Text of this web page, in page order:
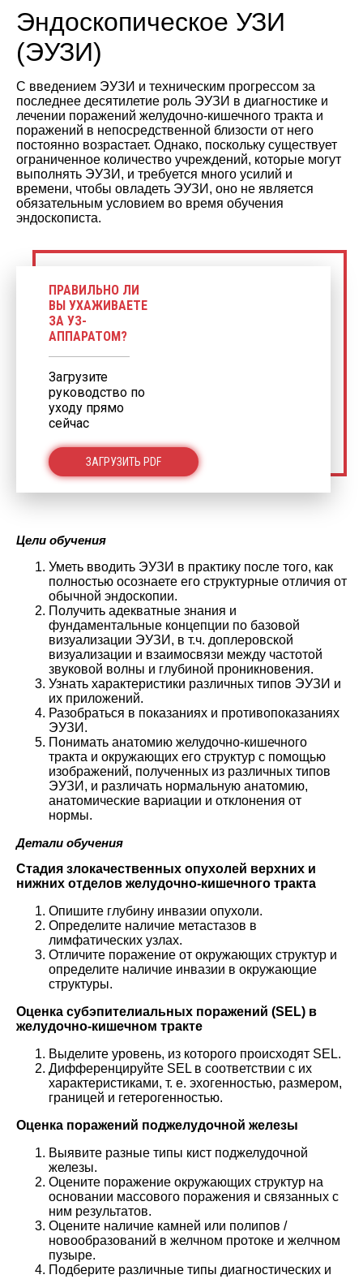
Эндоскопическое УЗИ
(ЭУЗИ)
С введением ЭУЗИ и техническим прогрессом за
последнее десятилетие роль ЭУЗИ в диагностике и
лечении поражений желудочно-кишечного тракта и
поражений в непосредственной близости от него
постоянно возрастает. Однако, поскольку существует
ограниченное количество учреждений, которые могут
выполнять ЭУЗИ, и требуется много усилий и
времени, чтобы овладеть ЭУЗИ, оно не является
обязательным условием во время обучения
эндоскописта.
ПРАВИЛЬНО ЛИ
ВЫ УХАЖИВАЕТЕ
ЗА УЗ-
АППАРАТОМ?
Загрузите
руководство по
уходу прямо
сейчас
ЗАГРУЗИТЬ PDF
Цели обучения
Уметь вводить ЭУЗИ в практику после того, как
полностью осознаете его структурные отличия от
обычной эндоскопии.
Получить адекватные знания и
фундаментальные концепции по базовой
визуализации ЭУЗИ, в т.ч. доплеровской
визуализации и взаимосвязи между частотой
звуковой волны и глубиной проникновения.
Узнать характеристики различных типов ЭУЗИ и
их приложений.
Разобраться в показаниях и противопоказаниях
ЭУЗИ.
Понимать анатомию желудочно-кишечного
тракта и окружающих его структур с помощью
изображений, полученных из различных типов
ЭУЗИ, и различать нормальную анатомию,
анатомические вариации и отклонения от
нормы.
Детали обучения
Стадия злокачественных опухолей верхних и
нижних отделов желудочно-кишечного тракта
Опишите глубину инвазии опухоли.
Определите наличие метастазов в
лимфатических узлах.
Отличите поражение от окружающих структур и
определите наличие инвазии в окружающие
структуры.
Оценка субэпителиальных поражений (SEL) в
желудочно-кишечном тракте
Выделите уровень, из которого происходят SEL.
Дифференцируйте SEL в соответствии с их
характеристиками, т. е. эхогенностью, размером,
границей и гетерогенностью.
Оценка поражений поджелудочной железы
Выявите разные типы кист поджелудочной
железы.
Оцените поражение окружающих структур на
основании массового поражения и связанных с
ним результатов.
Оцените наличие камней или полипов /
новообразований в желчном протоке и желчном
пузыре.
Подберите различные типы диагностических и